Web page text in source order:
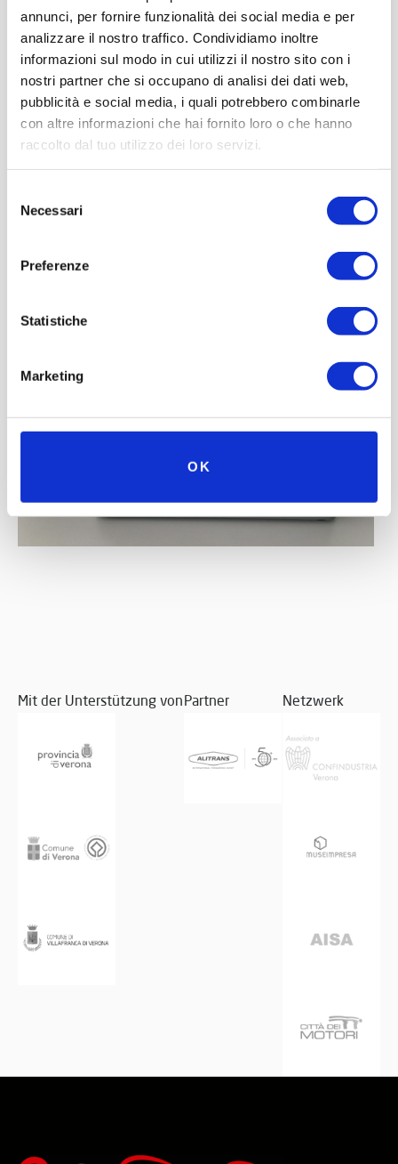
annunci, per fornire funzionalità dei social media e per
analizzare il nostro traffico. Condividiamo inoltre
informazioni sul modo in cui utilizzi il nostro sito con i
nostri partner che si occupano di analisi dei dati web,
pubblicità e social media, i quali potrebbero combinarle
con altre informazioni che hai fornito loro o che hanno
raccolto dal tuo utilizzo dei loro servizi.
delNecessari
Preferenze
Statistiche
Marketing
OK
Mit der Unterstützung vonPartner Netzwerk